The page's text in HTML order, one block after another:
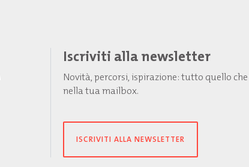
Iscriviti alla newsletter
Novità, percorsi, ispirazione: tutto quello
nella tua mailbox.
ISCRIVITI ALLA NEWSLETTER